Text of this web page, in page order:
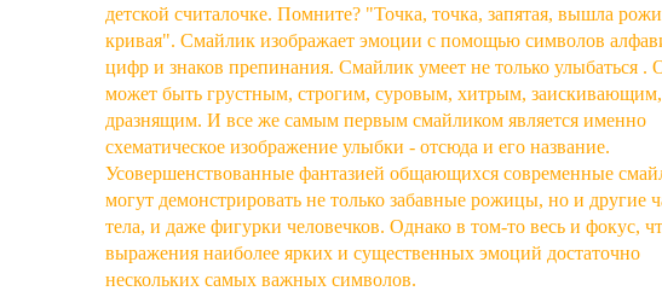
детской считалочке. Помните? "Точка, точка, запятая, вышла
кривая". Смайлик изображает эмоции с помощью символов
цифр и знаков препинания. Смайлик умеет не только улыбаться .
может быть грустным, строгим, суровым, хитрым, заискивающим,
дразнящим. И все же самым первым смайликом является именно
схематическое изображение улыбки - отсюда и его название.
Усовершенствованные фантазией общающихся современные
могут демонстрировать не только забавные рожицы, но и другие
тела, и даже фигурки человечков. Однако в том-то весь и фокус,
выражения наиболее ярких и существенных эмоций достаточно
нескольких самых важных символов.